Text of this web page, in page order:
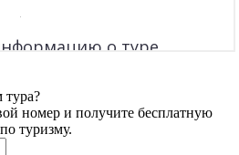
номер и получите бесплатную
туризму.